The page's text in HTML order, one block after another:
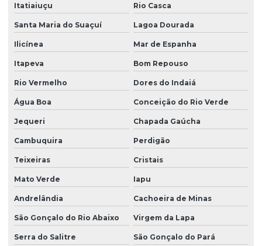
Itatiaiuçu Rio Casca
Santa Maria do Suaçuí Lagoa Dourada
Ilicínea Mar de Espanha
Itapeva Bom Repouso
Rio Vermelho Dores do Indaiá
Água Boa Conceição do Rio Verde
Jequeri Chapada Gaúcha
Cambuquira Perdigão
Teixeiras Cristais
Mato Verde Iapu
Andrelândia Cachoeira de Minas
São Gonçalo do Rio Abaixo Virgem da Lapa
Serra do Salitre São Gonçalo do Pará